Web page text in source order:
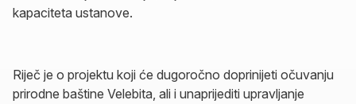
kapaciteta ustanove.
Riječ je o projektu koji će dugoročno doprinijeti očuvanju
prirodne baštine Velebita, ali i unaprijediti upravljanje